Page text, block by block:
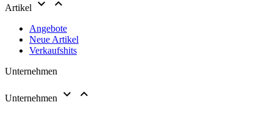
Artikel  
Angebote
Neue Artikel
Verkaufshits
Unternehmen
Unternehmen  